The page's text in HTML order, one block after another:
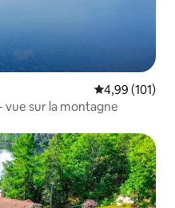
Évaluation
4,99 (101)
vue sur la montagne